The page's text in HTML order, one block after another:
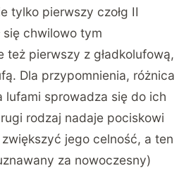
tylko pierwszy czołg II
się chwilowo tym
też pierwszy z gładkolufową,
Dla przypomnienia, różnica
lufami sprowadza się do ich
rodzaj nadaje pociskowi
jego celność, a ten
za nowoczesny)